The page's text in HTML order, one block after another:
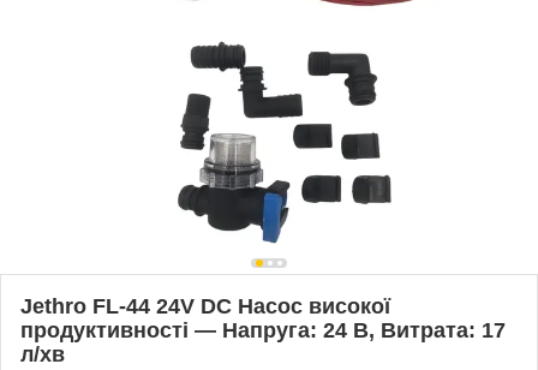
Jethro FL‑44 24V DC Насос високої
продуктивності — Напруга: 24 В, Витрата: 17
л/хв